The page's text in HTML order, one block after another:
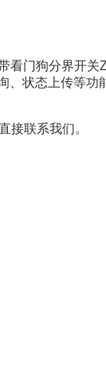
看门狗分界开关
状态上传等功
接联系我们。